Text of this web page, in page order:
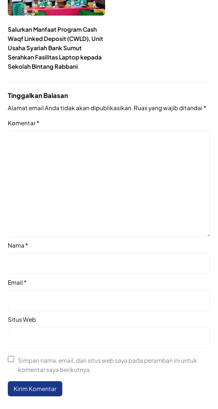
Salurkan Manfaat Program Cash
Waqf Linked Deposit (CWLD), Unit
Usaha Syariah Bank Sumut
Serahkan Fasilitas Laptop kepada
Sekolah Bintang Rabbani
Tinggalkan Balasan
Alamat email Anda tidak akan dipublikasikan. Ruas yang wajib ditandai *
Komentar*
Nama *
Email *
Situs Web
Simpan nama, email, dan situs web saya pada peramban ini untuk
komentar saya berikutnya.